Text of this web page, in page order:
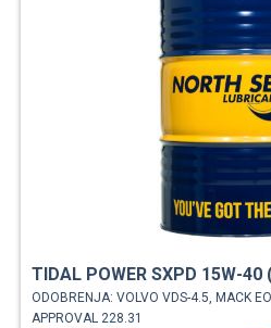
TIDAL POWER SXPD 15W-40
ODOBRENJA: VOLVO VDS-4.5, MACK
APPROVAL 228.31